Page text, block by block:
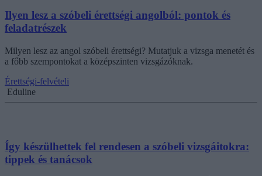
Ilyen lesz a szóbeli érettségi angolból: pontok és
feladatrészek
Milyen lesz az angol szóbeli érettségi? Mutatjuk a vizsga menetét és
a főbb szempontokat a középszinten vizsgázóknak.
Érettségi-felvételi
Eduline
Így készülhettek fel rendesen a szóbeli vizsgáitokra:
tippek és tanácsok